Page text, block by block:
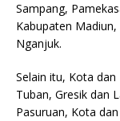
Sampang,
Kabupaten
Nganjuk.
Selain itu, Kota
Tuban, Gresik dan
Pasuruan, Kota